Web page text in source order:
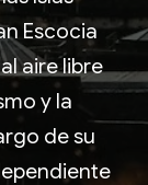
Escocia
aire libre
y la
de su